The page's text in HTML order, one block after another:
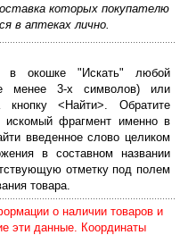
которых покупателю
в аптеках лично.
в окошке "Искать" любой
менее 3-х символов) или
<Найти>. Обратите
искомый фрагмент именно в
введенное слово целиком
в составном названии
отметку под полем
товара.
о наличии товаров и
эти данные. Координаты